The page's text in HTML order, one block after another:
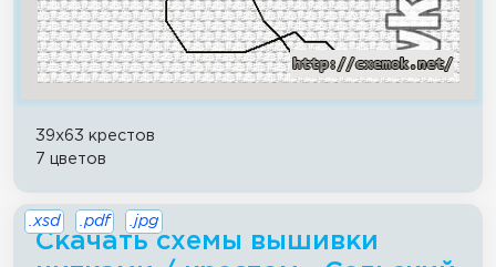
39x63 крестов
7 цветов
Скачать схемы вышивки
.xsd .pdf .jpg